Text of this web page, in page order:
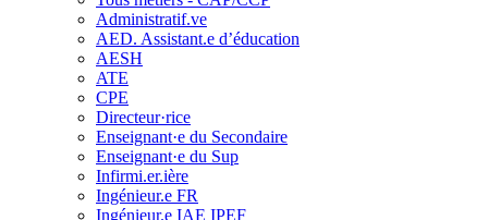
Administratif.ve
AED. Assistant.e d’éducation
AESH
ATE
CPE
Directeur·rice
Enseignant·e du Secondaire
Enseignant·e du Sup
Infirmi.er.ière
Ingénieur.e FR
Ingénieur.e IAE IPEF